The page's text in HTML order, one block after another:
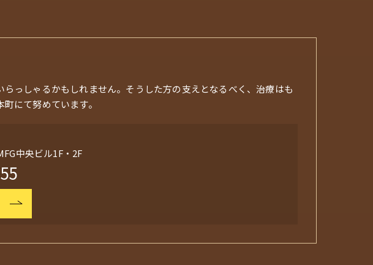
っしゃるかもしれません。そうした方の支えとなるべく、治療はも
にて努めています。
中央ビル1F・2F